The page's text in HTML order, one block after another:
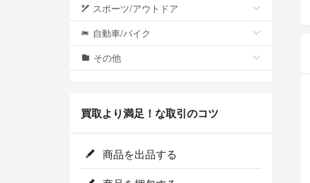
スポーツ/アウトドア
自動車/バイク
その他
買取より満足！な取引のコツ
商品を出品する